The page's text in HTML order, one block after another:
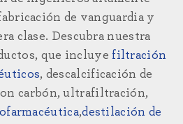
de vanguardia y
clase. Descubra nuestra
que incluye filtración
, descalcificación de
carbón, ultrafiltración,
,destilación de